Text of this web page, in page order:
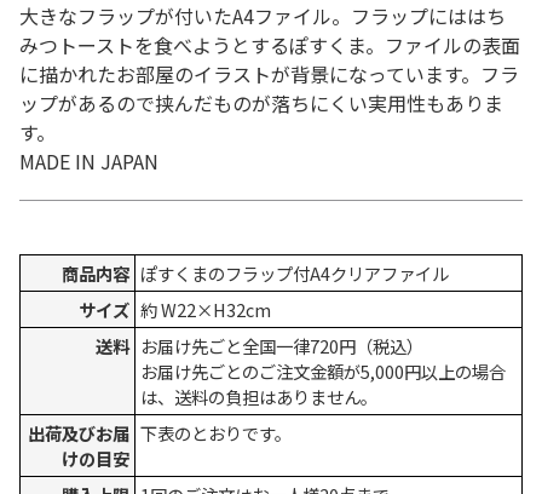
大きなフラップが付いたA4ファイル。フラップにははち
みつトーストを食べようとするぽすくま。ファイルの表面
に描かれたお部屋のイラストが背景になっています。フラ
ップがあるので挟んだものが落ちにくい実用性もありま
す。
MADE IN JAPAN
商品内容 ぽすくまのフラップ付A4クリアファイル
サイズ 約 W22×H32cm
送料 お届け先ごと全国一律720円（税込）
お届け先ごとのご注文金額が5,000円以上の場合
は、送料の負担はありません。
出荷及びお届
けの目安
下表のとおりです。